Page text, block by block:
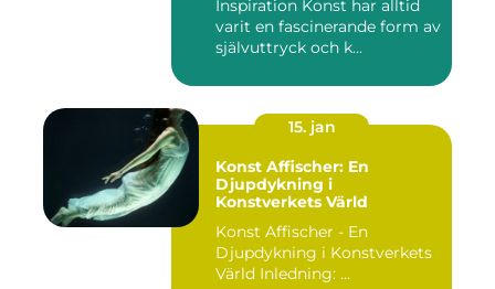
Inspiration Konst har alltid
varit en fascinerande form av
självuttryck och k...
15. jan
Konst Affischer: En
Djupdykning i
Konstverkets Värld
Konst Affischer - En
Djupdykning i Konstverkets
Värld Inledning: ...